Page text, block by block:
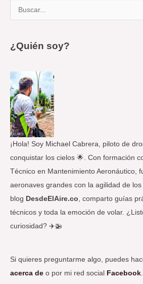
r
p
o
r
:
¿Quién soy?
¡Hola! Soy Michael Cabrera, piloto de
conquistar los cielos 🌟. Con formación
Técnico en Mantenimiento Aeronáutico,
aeronaves grandes con la agilidad de
blog DesdeElAire.co, comparto guías
técnicos y toda la emoción de volar.
curiosidad? ✈️🚁
Si quieres preguntarme algo, puedes
acerca de o por mi red social Facebook